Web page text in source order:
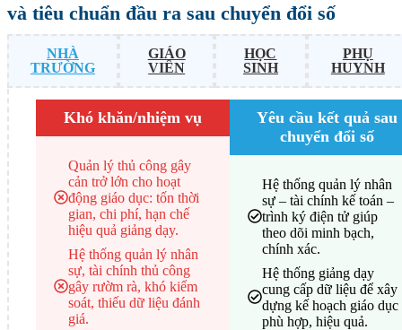
và tiêu chuẩn đầu ra sau chuyển đổi số
NHÀ
TRƯỜNG
GIÁO
VIÊN
HỌC
SINH
PHỤ
HUYNH
Khó khăn/nhiệm vụ
Quản lý thủ công gây
cản trở lớn cho hoạt
động giáo dục: tốn thời
gian, chi phí, hạn chế
hiệu quả giảng dạy.
Hệ thống quản lý nhân
sự, tài chính thủ công
gây rườm rà, khó kiểm
soát, thiếu dữ liệu đánh
giá.
Yêu cầu kết quả sau
chuyển đổi số
Hệ thống quản lý nhân
sự – tài chính kế toán –
trình ký điện tử giúp
theo dõi minh bạch,
chính xác.
Hệ thống giảng dạy
cung cấp dữ liệu để xây
dựng kế hoạch giáo dục
phù hợp, hiệu quả.